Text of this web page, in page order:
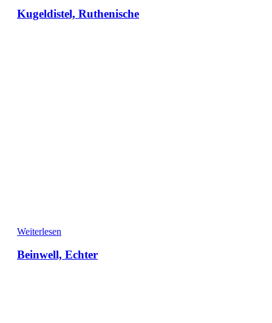
Kugeldistel, Ruthenische
Weiterlesen
Beinwell, Echter